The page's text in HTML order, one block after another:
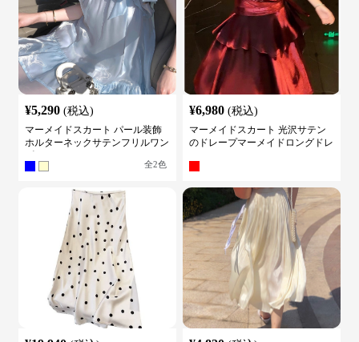
¥5,290 (税込)
マーメイドスカート パール装飾
ホルターネックサテンフリルワン
全2色
¥6,980 (税込)
マーメイドスカート 光沢サテン
のドレープマーメイドロングドレ